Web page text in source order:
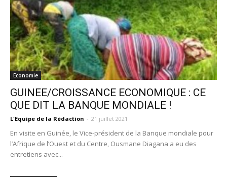
Economie
GUINEE/CROISSANCE ECONOMIQUE : CE
QUE DIT LA BANQUE MONDIALE !
L'Equipe de la Rédaction - 21 juillet 2021
En visite en Guinée, le Vice-président de la Banque mondiale pour
l’Afrique de l’Ouest et du Centre, Ousmane Diagana a eu des
entretiens avec...